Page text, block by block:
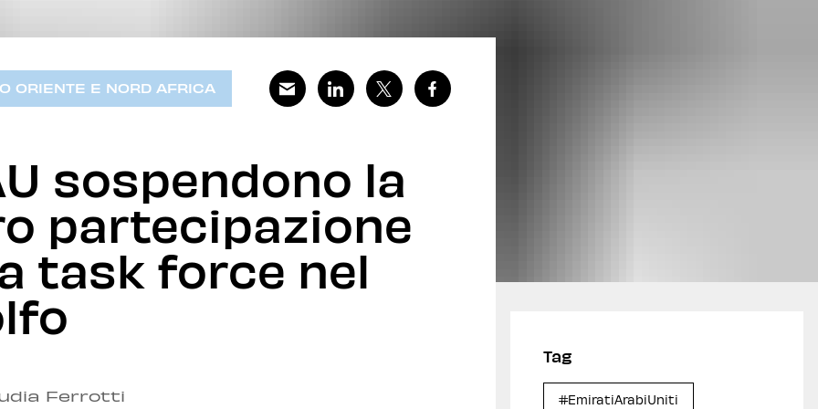
ORIENTE E NORD AFRICA
sospendono la
partecipazione
task force nel
Ferrotti
Tag
#EmiratiArabiUniti